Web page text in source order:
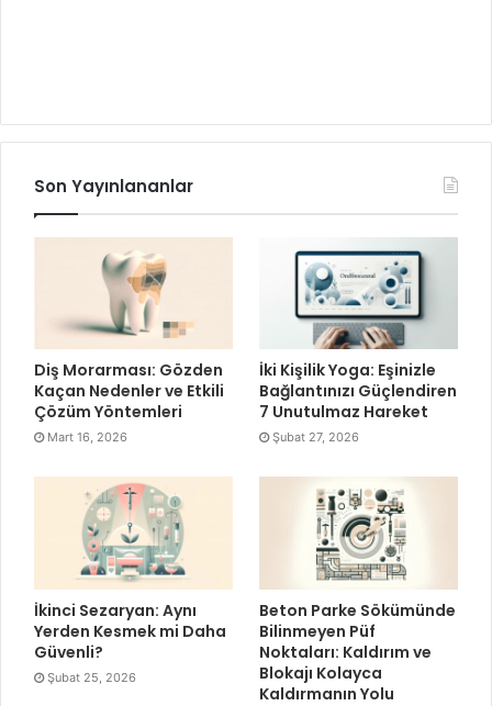
Son Yayınlananlar
Diş Morarması: Gözden
Kaçan Nedenler ve Etkili
Çözüm Yöntemleri
Mart 16, 2026
İki Kişilik Yoga: Eşinizle
Bağlantınızı Güçlendiren
7 Unutulmaz Hareket
Şubat 27, 2026
İkinci Sezaryan: Aynı
Yerden Kesmek mi Daha
Güvenli?
Şubat 25, 2026
Beton Parke Sökümünde
Bilinmeyen Püf
Noktaları: Kaldırım ve
Blokajı Kolayca
Kaldırmanın Yolu